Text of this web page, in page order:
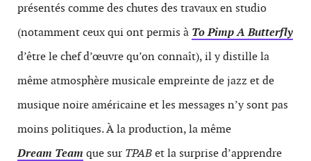
présentés comme des chutes des travaux en studio
(notamment ceux qui ont permis à To Pimp A Butterfly
d’être le chef d’œuvre qu’on connaît), il y distille la
même atmosphère musicale empreinte de jazz et de
musique noire américaine et les messages n’y sont pas
moins politiques. À la production, la même
Dream Team que sur TPABet la surprise d’apprendre